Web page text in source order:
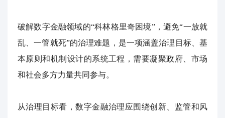
破解数字金融领域的“科林格里奇困境”，避免“一放就
乱、一管就死”的治理难题，是一项涵盖治理目标、基
本原则和机制设计的系统工程，需要凝聚政府、市场
和社会多方力量共同参与。
从治理目标看，数字金融治理应围绕创新、监管和风